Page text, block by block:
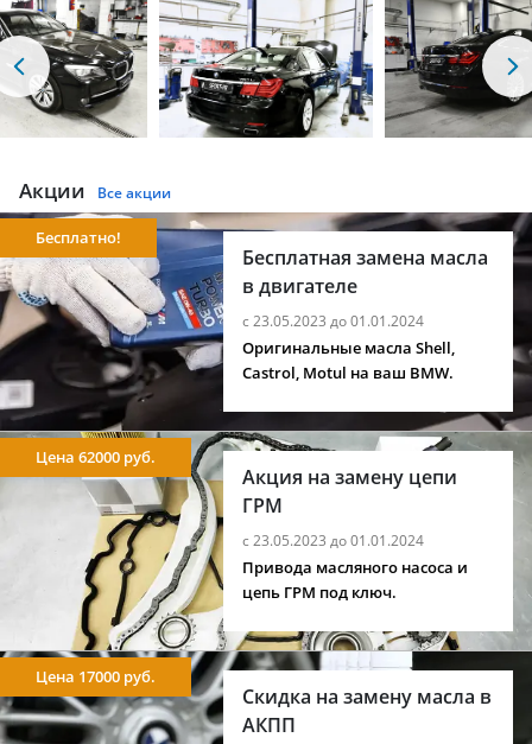
Акции Все акции
Бесплатная замена масла
в двигателе
с 23.05.2023 до 01.01.2024
Бесплатно!
Оригинальные масла Shell,
Castrol, Motul на ваш BMW.
Акция на замену цепи
ГРМ
с 23.05.2023 до 01.01.2024
Цена 62000 руб.
Привода масляного насоса и
цепь ГРМ под ключ.
Скидка на замену масла в
АКПП
Цена 17000 руб.